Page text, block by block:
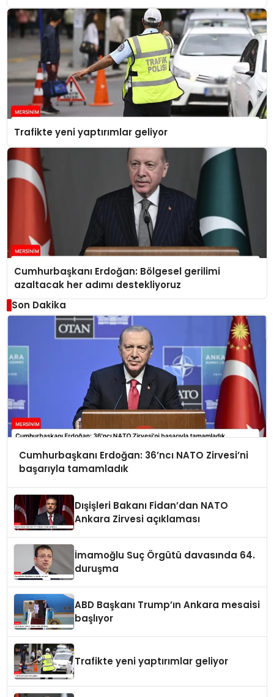
Trafikte yeni yaptırımlar geliyor
Cumhurbaşkanı Erdoğan: Bölgesel gerilimi
azaltacak her adımı destekliyoruz
Son Dakika
Cumhurbaşkanı Erdoğan: 36’ncı NATO Zirvesi’ni
başarıyla tamamladık
Dışişleri Bakanı Fidan’dan NATO
Ankara Zirvesi açıklaması
İmamoğlu Suç Örgütü davasında 64.
duruşma
ABD Başkanı Trump’ın Ankara mesaisi
başlıyor
Trafikte yeni yaptırımlar geliyor